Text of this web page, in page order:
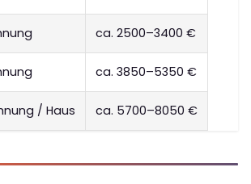
ca. 2500–3400 €
ca. 3850–5350 €
/ Haus ca. 5700–8050 €